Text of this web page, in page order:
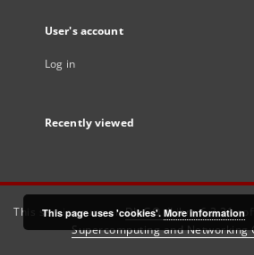
User's account
Log in
Recently viewed
This service runs onDInGO dLibra 6.3.21
Supercomputing and Networking
This page uses 'cookies'. More information